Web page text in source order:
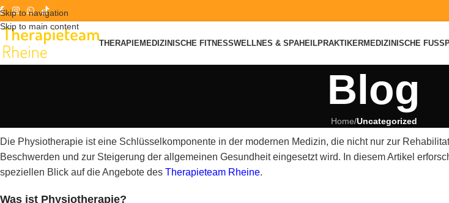
Skip to navigation
Skip to main content
THERAPIEMEDIZINISCHE FITNESSWELLNES & SPAHEILPRAKTIKERMEDIZINISCHE
Blog
Home/Uncategorized
Die Physiotherapie ist eine Schlüsselkomponente in der modernen Medizin, die nicht nur zur
Beschwerden und zur Steigerung der allgemeinen Gesundheit eingesetzt wird. In diesem Artikel
speziellen Blick auf die Angebote des Therapieteam Rheine.
Was ist Physiotherapie?